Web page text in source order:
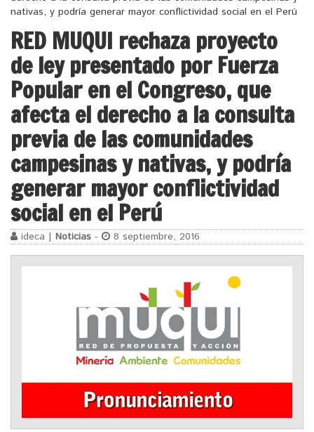
nativas, y podría generar mayor conflictividad social en el Perú
RED MUQUI rechaza proyecto
de ley presentado por Fuerza
Popular en el Congreso, que
afecta el derecho a la consulta
previa de las comunidades
campesinas y nativas, y podría
generar mayor conflictividad
social en el Perú
ideca | Noticias - 8 septiembre, 2016